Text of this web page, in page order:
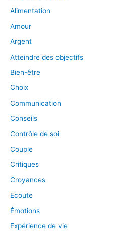
Alimentation
Amour
Argent
Atteindre des objectifs
Bien-être
Choix
Communication
Conseils
Contrôle de soi
Couple
Critiques
Croyances
Ecoute
Émotions
Expérience de vie